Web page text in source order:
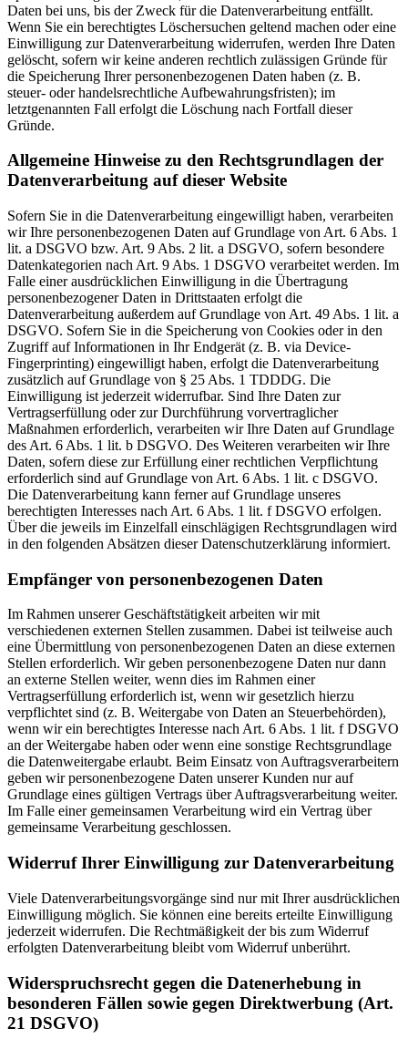
Daten bei uns, bis der Zweck für die Datenverarbeitung entfällt.
Wenn Sie ein berechtigtes Löschersuchen geltend machen oder eine
Einwilligung zur Datenverarbeitung widerrufen, werden Ihre Daten
gelöscht, sofern wir keine anderen rechtlich zulässigen Gründe für
die Speicherung Ihrer personenbezogenen Daten haben (z. B.
steuer- oder handelsrechtliche Aufbewahrungsfristen); im
letztgenannten Fall erfolgt die Löschung nach Fortfall dieser
Gründe.
Allgemeine Hinweise zu den Rechtsgrundlagen der
Datenverarbeitung auf dieser Website
Sofern Sie in die Datenverarbeitung eingewilligt haben, verarbeiten
wir Ihre personenbezogenen Daten auf Grundlage von Art. 6 Abs. 1
lit. a DSGVO bzw. Art. 9 Abs. 2 lit. a DSGVO, sofern besondere
Datenkategorien nach Art. 9 Abs. 1 DSGVO verarbeitet werden. Im
Falle einer ausdrücklichen Einwilligung in die Übertragung
personenbezogener Daten in Drittstaaten erfolgt die
Datenverarbeitung außerdem auf Grundlage von Art. 49 Abs. 1 lit. a
DSGVO. Sofern Sie in die Speicherung von Cookies oder in den
Zugriff auf Informationen in Ihr Endgerät (z. B. via Device-
Fingerprinting) eingewilligt haben, erfolgt die Datenverarbeitung
zusätzlich auf Grundlage von § 25 Abs. 1 TDDDG. Die
Einwilligung ist jederzeit widerrufbar. Sind Ihre Daten zur
Vertragserfüllung oder zur Durchführung vorvertraglicher
Maßnahmen erforderlich, verarbeiten wir Ihre Daten auf Grundlage
des Art. 6 Abs. 1 lit. b DSGVO. Des Weiteren verarbeiten wir Ihre
Daten, sofern diese zur Erfüllung einer rechtlichen Verpflichtung
erforderlich sind auf Grundlage von Art. 6 Abs. 1 lit. c DSGVO.
Die Datenverarbeitung kann ferner auf Grundlage unseres
berechtigten Interesses nach Art. 6 Abs. 1 lit. f DSGVO erfolgen.
Über die jeweils im Einzelfall einschlägigen Rechtsgrundlagen wird
in den folgenden Absätzen dieser Datenschutzerklärung informiert.
Empfänger von personenbezogenen Daten
Im Rahmen unserer Geschäftstätigkeit arbeiten wir mit
verschiedenen externen Stellen zusammen. Dabei ist teilweise auch
eine Übermittlung von personenbezogenen Daten an diese externen
Stellen erforderlich. Wir geben personenbezogene Daten nur dann
an externe Stellen weiter, wenn dies im Rahmen einer
Vertragserfüllung erforderlich ist, wenn wir gesetzlich hierzu
verpflichtet sind (z. B. Weitergabe von Daten an Steuerbehörden),
wenn wir ein berechtigtes Interesse nach Art. 6 Abs. 1 lit. f DSGVO
an der Weitergabe haben oder wenn eine sonstige Rechtsgrundlage
die Datenweitergabe erlaubt. Beim Einsatz von Auftragsverarbeitern
geben wir personenbezogene Daten unserer Kunden nur auf
Grundlage eines gültigen Vertrags über Auftragsverarbeitung weiter.
Im Falle einer gemeinsamen Verarbeitung wird ein Vertrag über
gemeinsame Verarbeitung geschlossen.
Widerruf Ihrer Einwilligung zur Datenverarbeitung
Viele Datenverarbeitungsvorgänge sind nur mit Ihrer ausdrücklichen
Einwilligung möglich. Sie können eine bereits erteilte Einwilligung
jederzeit widerrufen. Die Rechtmäßigkeit der bis zum Widerruf
erfolgten Datenverarbeitung bleibt vom Widerruf unberührt.
Widerspruchsrecht gegen die Datenerhebung in
besonderen Fällen sowie gegen Direktwerbung (Art.
21 DSGVO)